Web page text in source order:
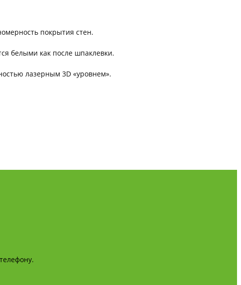
покрытия стен.
белыми как после шпаклевки.
лазерным 3D «уровнем».